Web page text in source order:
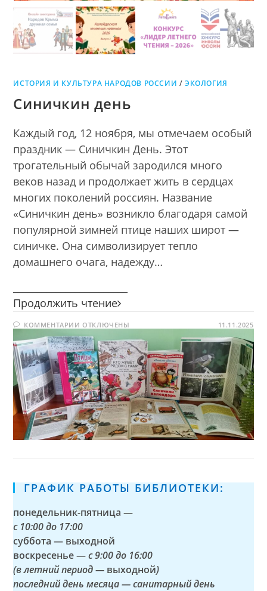
ИСТОРИЯ И КУЛЬТУРА НАРОДОВ РОССИИ /ЭКОЛОГИЯ
Синичкин день
Каждый год, 12 ноября, мы отмечаем особый
праздник — Синичкин День. Этот
трогательный обычай зародился много
веков назад и продолжает жить в сердцах
многих поколений россиян. Название
«Синичкин день» возникло благодаря самой
популярной зимней птице наших широт —
синичке. Она символизирует тепло
домашнего очага, надежду…
Продолжить чтение Синичкин
КОММЕНТАРИИ К
ЗАПИСИ
СИНИЧКИН
ДЕНЬ
ОТКЛЮЧЕНЫ 11.11.2025
ГРАФИК РАБОТЫ БИБЛИОТЕКИ:
понедельник-пятница —
с 10:00 до 17:00
суббота — выходной
воскресенье —с 9:00 до 16:00
(в летний период — выходной)
последний день месяца — санитарный день